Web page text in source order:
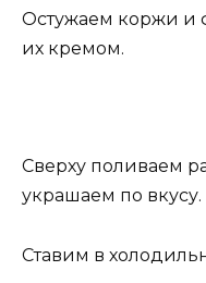
Остужаем коржи и
их кремом.
Сверху поливаем
украшаем по вкусу.
Ставим в